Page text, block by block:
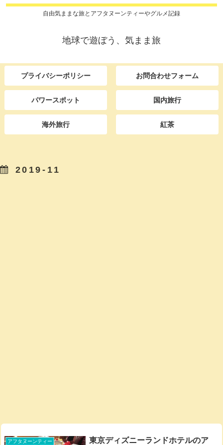
自由気ままな旅とアフタヌーンティーやグルメ記録
地球で遊ぼう、気まま旅
プライバシーポリシー お問合わせフォーム
パワースポット 国内旅行
海外旅行 紅茶
2019-11
アフタヌーンティー
東京ディズニーランドホテルのア